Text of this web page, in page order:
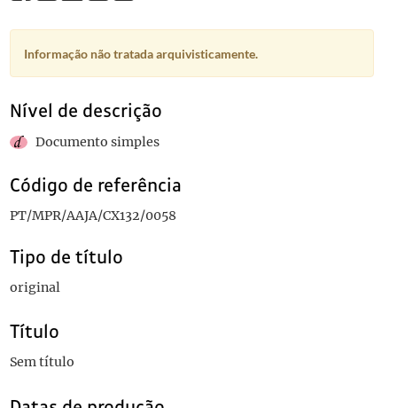
Informação não tratada arquivisticamente.
Nível de descrição
Documento simples
Código de referência
PT/MPR/AAJA/CX132/0058
Tipo de título
original
Título
Sem título